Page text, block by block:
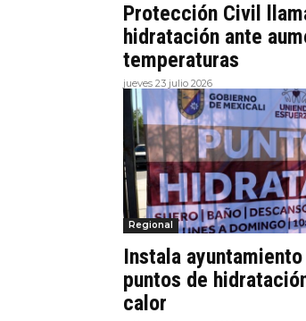
Protección Civil
hidratación ante
temperaturas
jueves 23 julio 2026
Regional
Instala
puntos de
calor